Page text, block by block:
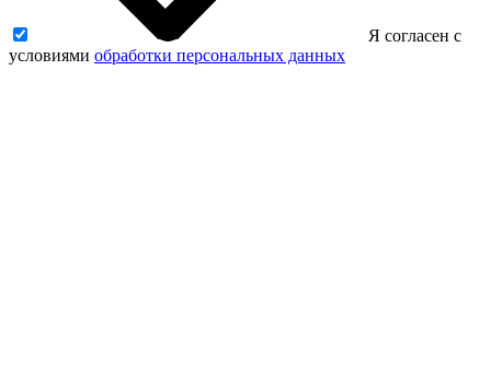
Я согласен с
условиями обработки персональных данных